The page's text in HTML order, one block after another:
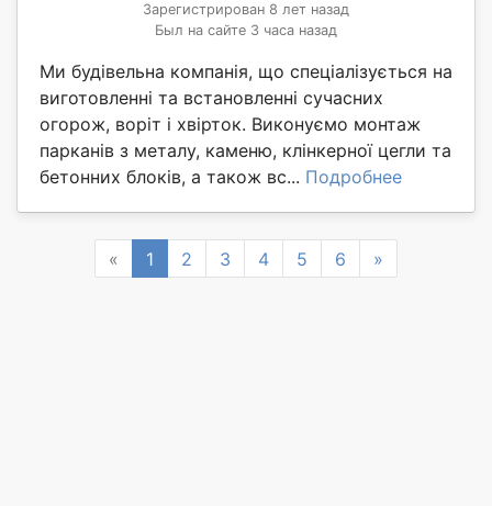
Зарегистрирован 8 лет назад
Был на сайте 3 часа назад
Ми будівельна компанія, що спеціалізується на
виготовленні та встановленні сучасних
огорож, воріт і хвірток. Виконуємо монтаж
парканів з металу, каменю, клінкерної цегли та
бетонних блоків, а також вс... Подробнее
« Previous
1 2 3 4 5 6 »